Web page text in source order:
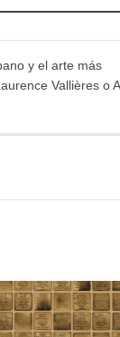
y el arte más
Vallières o